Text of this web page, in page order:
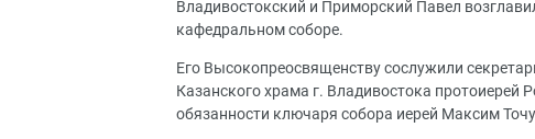
Владивостокский и Приморский Павел
кафедральном соборе.
Его Высокопреосвященству сослужили
Казанского храма г. Владивостока
обязанности ключаря собора иерей Максим